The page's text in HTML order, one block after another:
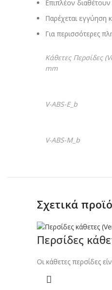
Επιπλέον
Παρέχεται εγγύηση
Για περισσότερες
Κάθετες Περσίδες
mm
V-ABS-E_b
V-ABS-M_b
Σχετικά
Περσίδες
Οι κάθετες περσίδες